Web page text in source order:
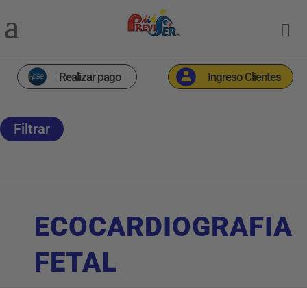
Realizar pago Ingreso Clientes
Filtrar
ECOCARDIOGRAFIA
FETAL